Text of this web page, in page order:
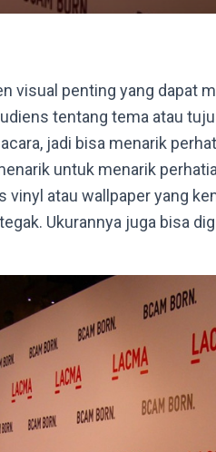
visual penting yang dapat
tentang tema atau
jadi bisa menarik
untuk menarik
vinyl atau wallpaper yang
Ukurannya juga bisa